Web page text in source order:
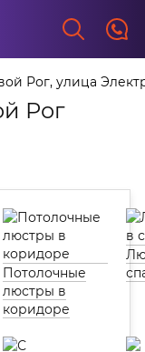
Рог, улица
Рог
Потолочные
люстры в
коридоре